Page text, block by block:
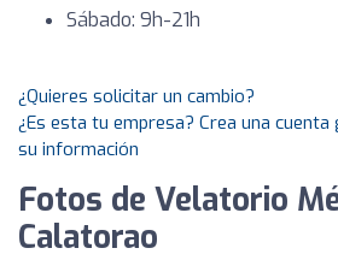
Sábado: 9h-21h
¿Quieres solicitar un cambio?
¿Es esta tu empresa? Crea una
su información
Fotos de Velatorio
Calatorao